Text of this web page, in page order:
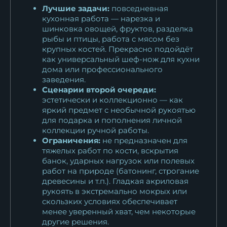
Лучшие задачи: повседневная
кухонная работа — нарезка и
шинковка овощей, фруктов, разделка
рыбы и птицы, работа с мясом без
крупных костей. Прекрасно подойдёт
как универсальный шеф-нож для кухни
дома или профессионального
заведения.
Сценарии второй очереди:
эстетически и коллекционно — как
яркий предмет с необычной рукоятью
для подарка и пополнения личной
коллекции ручной работы.
Ограничения: не предназначен для
тяжелых работ по кости, вскрытия
банок, ударных нагрузок или полевых
работ на природе (батонинг, строгание
древесины и т.п.). Гладкая акриловая
рукоять в экстремально мокрых или
скользких условиях обеспечивает
менее уверенный хват, чем некоторые
другие решения.